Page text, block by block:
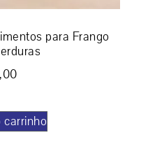
para Frango
carrinho